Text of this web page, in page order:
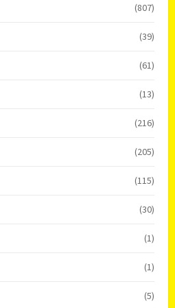
(807)
(39)
(61)
(13)
(216)
(205)
(115)
(30)
(1)
(1)
(5)